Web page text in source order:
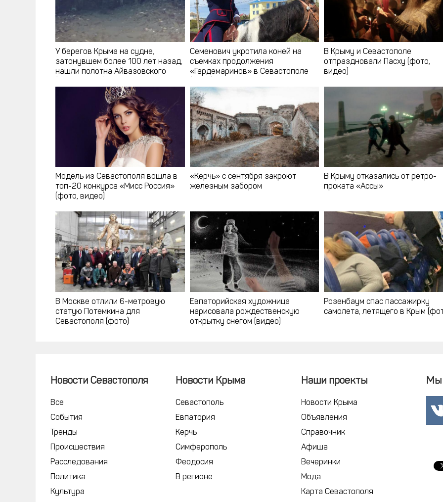
У берегов Крыма на судне,
затонувшем более 100 лет назад,
нашли полотна Айвазовского
Семенович укротила коней на
съемках продолжения
«Гардемаринов» в Севастополе
В Крыму и Севастополе
отпраздновали Пасху (фото,
видео)
Модель из Севастополя вошла в
топ-20 конкурса «Мисс Россия»
(фото, видео)
«Керчь» с сентября закроют
железным забором
В Крыму отказались от ретро-
проката «Ассы»
В Москве отлили 6-метровую
статую Потемкина для
Севастополя (фото)
Евпаторийская художница
нарисовала рождественскую
открытку снегом (видео)
Розенбаум спас пассажирку
самолета, летящего в Крым
Новости Севастополя
Все
События
Тренды
Происшествия
Расследования
Политика
Культура
Новости Крыма
Севастополь
Евпатория
Керчь
Симферополь
Феодосия
В регионе
Наши проекты
Новости Крыма
Объявления
Справочник
Афиша
Вечеринки
Мода
Карта Севастополя
Мы